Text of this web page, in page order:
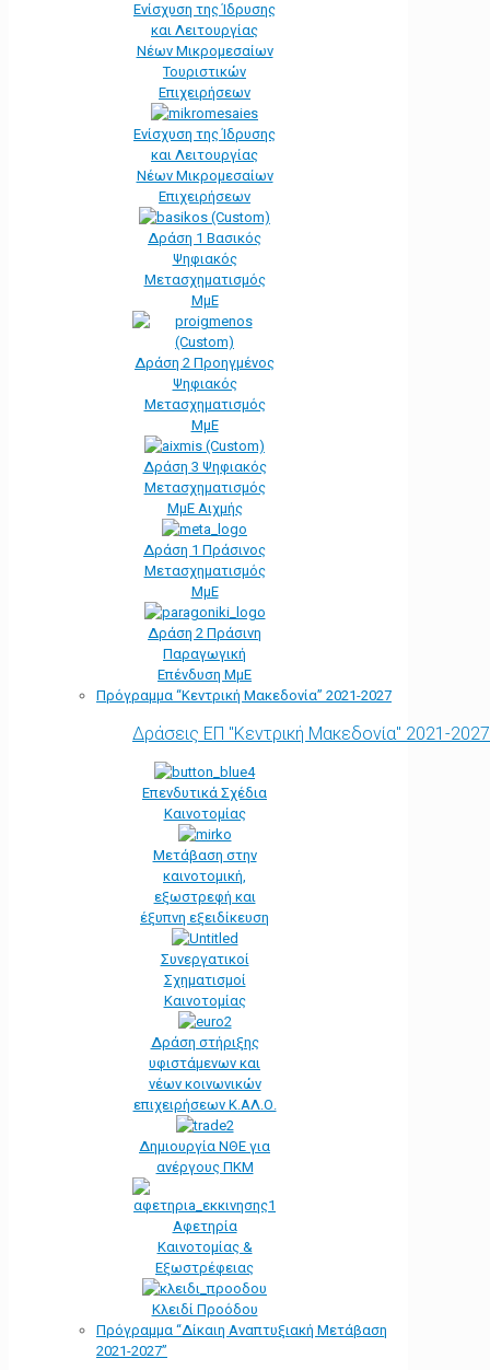
Ενίσχυση της Ίδρυσης
και Λειτουργίας
Νέων Μικρομεσαίων
Τουριστικών
Επιχειρήσεων
Ενίσχυση της Ίδρυσης
και Λειτουργίας
Νέων Μικρομεσαίων
Επιχειρήσεων
Δράση 1 Βασικός
Ψηφιακός
Μετασχηματισμός
ΜμΕ
Δράση 2 Προηγμένος
Ψηφιακός
Μετασχηματισμός
ΜμΕ
Δράση 3 Ψηφιακός
Μετασχηματισμός
ΜμΕ Αιχμής
Δράση 1 Πράσινος
Μετασχηματισμός
ΜμΕ
Δράση 2 Πράσινη
Παραγωγική
Επένδυση ΜμΕ
Πρόγραμμα “Κεντρική Μακεδονία” 2021-2027
Δράσεις ΕΠ "Κεντρική Μακεδονία" 2021-2027
Επενδυτικά Σχέδια
Καινοτομίας
Μετάβαση στην
καινοτομική,
εξωστρεφή και
έξυπνη εξειδίκευση
Συνεργατικοί
Σχηματισμοί
Καινοτομίας
Δράση στήριξης
υφιστάμενων και
νέων κοινωνικών
επιχειρήσεων Κ.ΑΛ.Ο.
Δημιουργία ΝΘΕ για
ανέργους ΠΚΜ
Αφετηρία
Kαινοτομίας &
Εξωστρέφειας
Κλειδί Προόδου
Πρόγραμμα “Δίκαιη Αναπτυξιακή Μετάβαση
2021-2027”